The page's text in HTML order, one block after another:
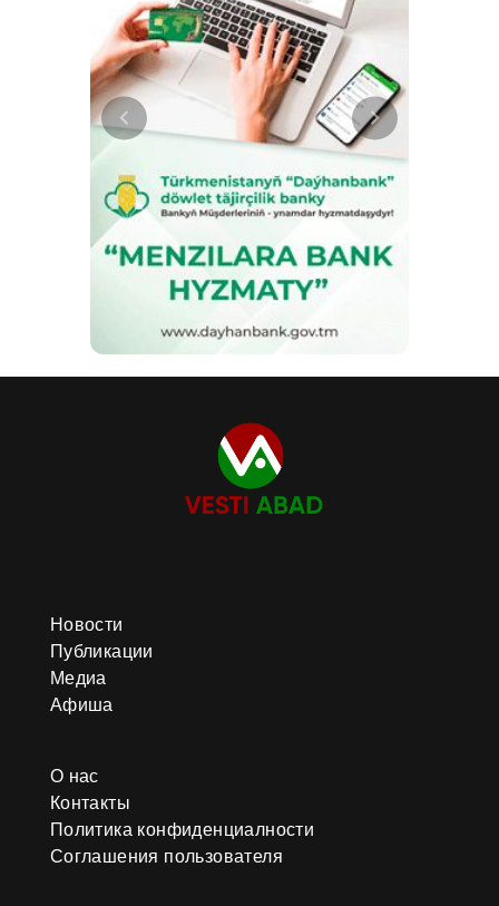
Новости
Публикации
Медиа
Афиша
О нас
Контакты
Политика конфиденциалности
Соглашения пользователя